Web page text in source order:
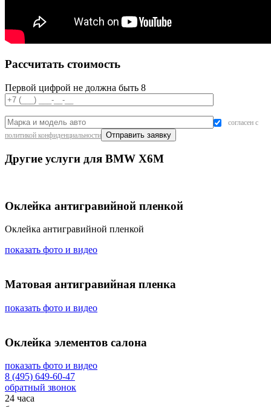
Рассчитать стоимость
Первой цифрой не должна быть 8
согласен с
политикой конфиденциальности
Другие услуги для BMW X6M
Оклейка антигравийной пленкой
Оклейка антигравийной пленкой
показать фото и видео
Матовая антигравийная пленка
показать фото и видео
Оклейка элементов салона
показать фото и видео
8 (495) 649-60-47
обратный звонок
24 часа